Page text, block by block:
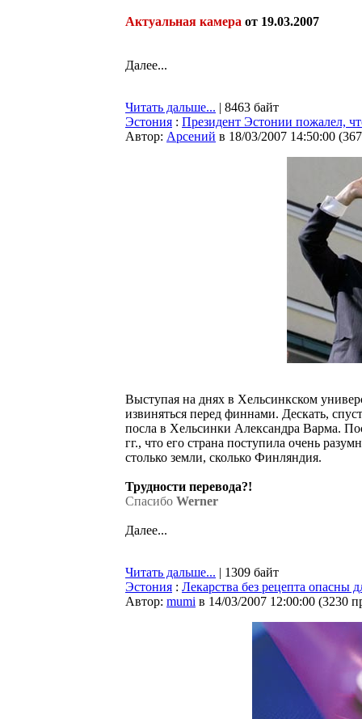
Актуальная камера от 19.03.2007
Далее...
Читать дальше... | 8463 байт
Эстония : Президент Эстонии пожалел,
Автор: Арсений в 18/03/2007 14:50:00 (
Выступая на днях в Хельсинкском
извиняться перед финнами. Дескать,
посла в Хельсинки Александра Варма.
гг., что его страна поступила очень
столько земли, сколько Финляндия.
Трудности перевода?!
Спасибо Werner
Далее...
Читать дальше... | 1309 байт
Эстония : Лекарства без рецепта опасны
Автор: mumi в 14/03/2007 12:00:00 (3230